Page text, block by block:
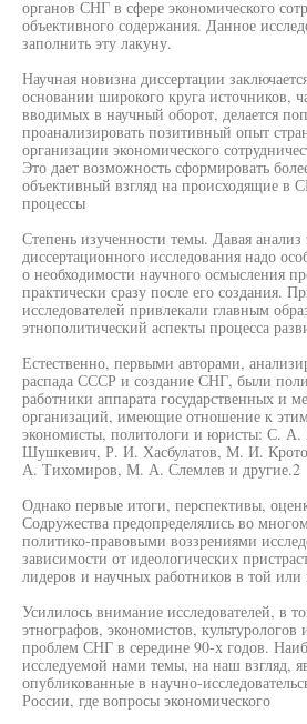
органов СНГ в сфере экономического
объективного содержания. Данное
заполнить эту лакуну.
Научная новизна диссертации
основании широкого круга источников,
вводимых в научный оборот, делается
проанализировать позитивный опыт
организации экономического
Это дает возможность сформировать
объективный взгляд на происходящие в
процессы
Степень изученности темы. Давая анализ
диссертационного исследования надо
о необходимости научного осмысления
практически сразу после его создания.
исследователей привлекали главным
этнополитический аспекты процесса
Естественно, первыми авторами,
распада СССР и создание СНГ, были
работники аппарата государственных и
организаций, имеющие отношение к
экономисты, политологи и юристы: С.
Шушкевич, Р. И. Хасбулатов, М. И.
А. Тихомиров, М. А. Слемлев и другие.2
Однако первые итоги, перспективы,
Содружества предопределялись во
политико-правовыми воззрениями
зависимости от идеологических
лидеров и научных работников в той
Усилилось внимание исследователей, в
этнографов, экономистов,
проблем СНГ в середине 90-х годов.
исследуемой нами темы, на наш взгляд,
опубликованные в научно-
России, где вопросы экономического